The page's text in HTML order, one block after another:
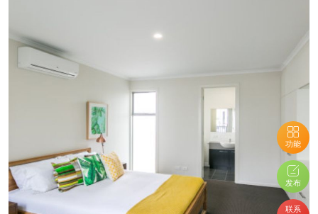
功能
发布
联系